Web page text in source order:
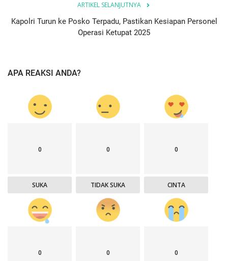
ARTIKEL SELANJUTNYA
Kapolri Turun ke Posko Terpadu, Pastikan Kesiapan Personel
Operasi Ketupat 2025
APA REAKSI ANDA?
0
SUKA
0
TIDAK SUKA
0
CINTA
0 0 0